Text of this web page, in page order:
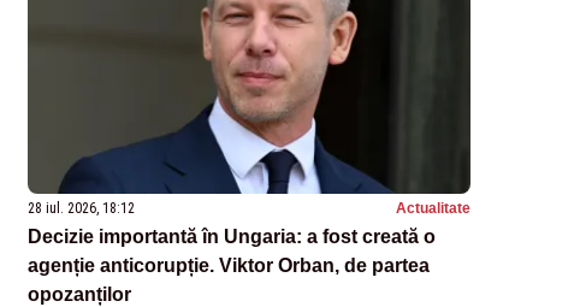
28 iul. 2026, 18:12 Actualitate
Decizie importantă în Ungaria: a fost creată o
agenție anticorupție. Viktor Orban, de partea
opozanților